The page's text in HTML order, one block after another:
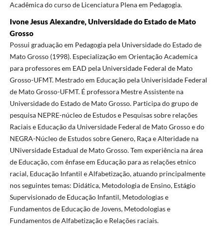
Acadêmica do curso de Licenciatura Plena em Pedagogia.
Ivone Jesus Alexandre, Universidade do Estado de Mato
Grosso
Possui graduação em Pedagogia pela Universidade do Estado de
Mato Grosso (1998). Especialização em Orientação Academica
para professores em EAD pela Universidade Federal de Mato
Grosso-UFMT. Mestrado em Educação pela Univerisidade Federal
de Mato Grosso-UFMT. É professora Mestre Assistente na
Universidade do Estado de Mato Grosso. Participa do grupo de
pesquisa NEPRE-núcleo de Estudos e Pesquisas sobre relações
Raciais e Educação da Universidade Federal de Mato Grosso e do
NEGRA-Núcleo de Estudos sobre Genero, Raça e Alteridade na
UNiversidade Estadual de Mato Grosso. Tem experiência na área
de Educação, com ênfase em Educação para as relações etnico
racial, Educação Infantil e Alfabetização, atuando principalmente
nos seguintes temas: Didática, Metodologia de Ensino, Estágio
Supervisionado de Educação Infantil, Metodologias e
Fundamentos de Educação de Jovens, Metodologias e
Fundamentos de Alfabetização e Relações raciais.